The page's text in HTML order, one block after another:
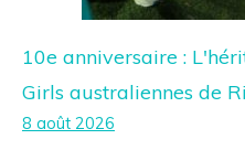
10e anniversaire :
Girls australiennes de
8 août 2026